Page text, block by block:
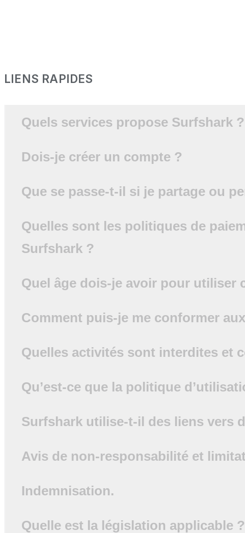
LIENS RAPIDES
Quels services propose Surfshark ?
Dois-je créer un compte ?
Que se passe-t-il si je partage ou
Quelles sont les politiques de
Surfshark ?
Quel âge dois-je avoir pour utiliser
Comment puis-je me conformer
Quelles activités sont interdites et
Qu’est-ce que la politique
Surfshark utilise-t-il des liens vers
Avis de non-responsabilité et
Indemnisation.
Quelle est la législation applicable ?